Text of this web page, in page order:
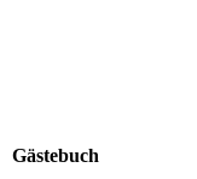
Gästebuch